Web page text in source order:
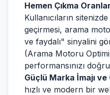
Hemen Çıkma
Kullanıcıların
geçirmesi, arama
ve faydalı" sinyalini
(Arama Motoru
performansınızı
Güçlü Marka İmajı ve
hızlı ve modern bir